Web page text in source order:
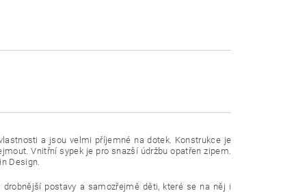
a jsou velmi příjemné na dotek. Konstrukce je
Vnitřní sypek je pro snazší údržbu opatřen zipem.
Design.
postavy a samozřejmě děti, které se na něj i